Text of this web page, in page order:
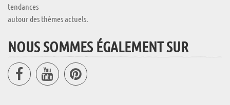
tendances
autour des thèmes actuels.
NOUS SOMMES ÉGALEMENT SUR